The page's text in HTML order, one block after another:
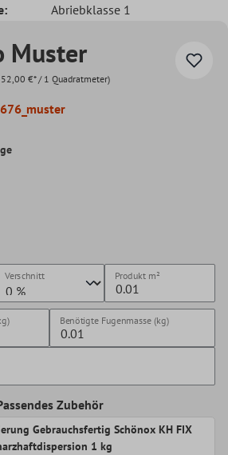
Abriebklasse 1
Muster
€* / 1 Quadratmeter)
Verschnitt Produkt m²
Benötigte Fugenmasse (kg)
Zubehör
Gebrauchsfertig Schönox KH FIX
1 kg